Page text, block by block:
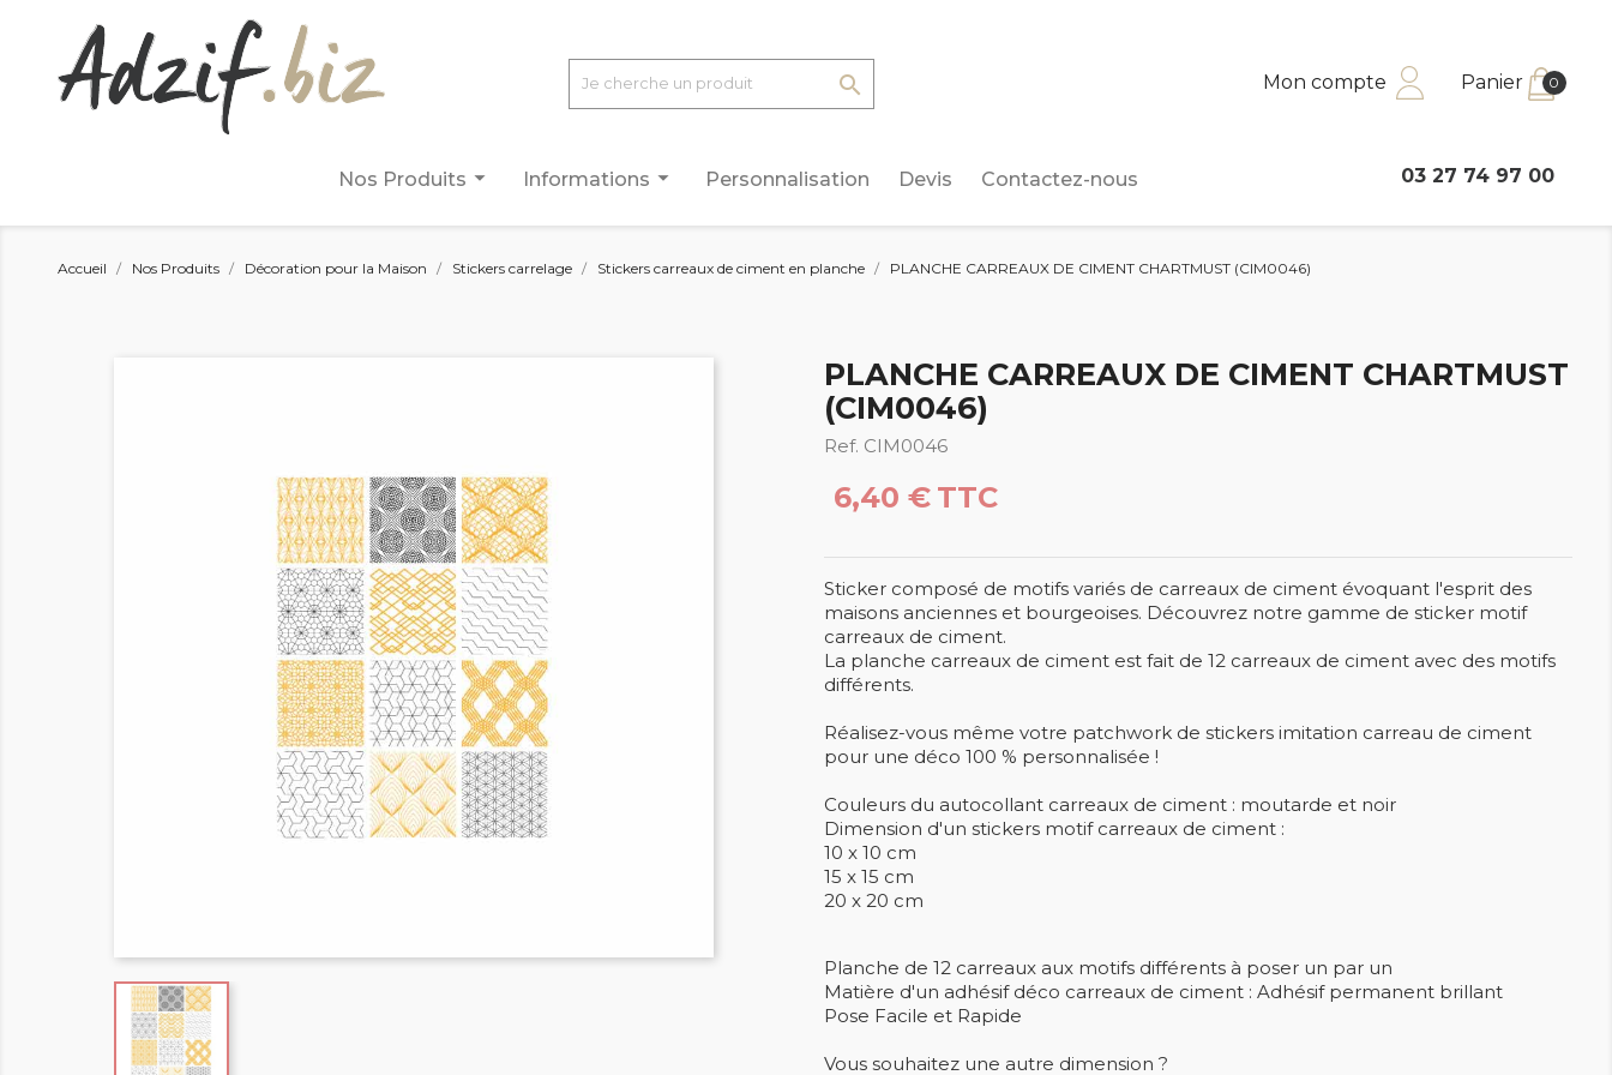
 Mon compte Panier 0
arrow_drop_down
Nos Produits arrow_drop_down
Informations Personnalisation Devis Contactez-nous 03 27 74 97 00
Accueil Nos Produits Décoration pour la Maison Stickers carrelage Stickers carreaux de ciment en planche PLANCHE CARREAUX DE CIMENT CHARTMUST (CIM0046)
PLANCHE CARREAUX DE CIMENT CHARTMUST
(CIM0046)
Ref. CIM0046
6,40 € TTC
Sticker composé de motifs variés de carreaux de ciment évoquant l'esprit des
maisons anciennes et bourgeoises. Découvrez notre gamme de sticker motif
carreaux de ciment.
La planche carreaux de ciment est fait de 12 carreaux de ciment avec des motifs
différents.
Réalisez-vous même votre patchwork de stickers imitation carreau de ciment
pour une déco 100 % personnalisée !
Couleurs du autocollant carreaux de ciment : moutarde et noir
Dimension d'un stickers motif carreaux de ciment :
10 x 10 cm
15 x 15 cm
20 x 20 cm
Planche de 12 carreaux aux motifs différents à poser un par un
Matière d'un adhésif déco carreaux de ciment : Adhésif permanent brillant
Pose Facile et Rapide
Vous souhaitez une autre dimension ?